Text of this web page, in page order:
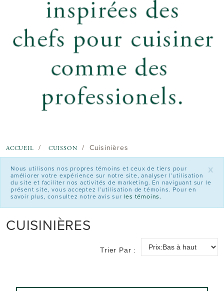
ACCUEIL CUISSON Cuisinières
x
Nous utilisons nos propres témoins et ceux de tiers pour
améliorer votre expérience sur notre site, analyser l’utilisation
du site et faciliter nos activités de marketing. En naviguant sur le
présent site, vous acceptez l’utilisation de témoins. Pour en
savoir plus, consultez notre avis sur les témoins.
CUISINIÈRES
Trier Par :